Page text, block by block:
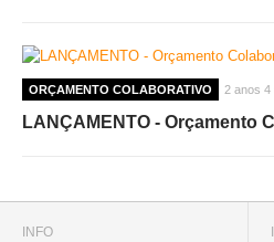
ORÇAMENTO COLABORATIVO 2 anos
LANÇAMENTO - Orçamento
INFO